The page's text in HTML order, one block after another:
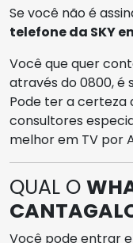
Se você não é
telefone da SKY
Você que quer
através do 0800, é
Pode ter a certeza
consultores
melhor em TV por
QUAL O
Você pode entrar